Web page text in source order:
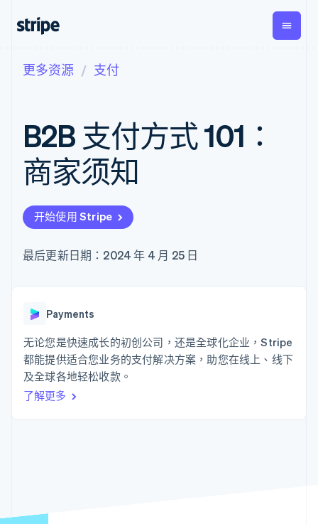
支付
在线支付
Managed
Payments
备案商家解决
方案
Payment links
无代码支付
Checkout
面
Access to
125+
Authorization
Boost
支付成功率优
化
加速结账
经常性收入
Metronome
按用量计费
Subscriptions
订阅管理
一次性或定期
账单
销售税和增值
Data Pipeline
数据同步
Global
Payouts
按企业阶段
按应用场景
加密货币
电子商务
财务自动化
全球化企业
交易市场
文档
库与 SDK
Stripe Apps
接受线上付款
构建平台或交易市场
管理订阅
发行稳定币支持的支付卡
资源
学习
指南
支持
获取支持
托管支持方案
Sessions 年度大会
招聘
资讯中心
Stripe Press
更多资源 支付
B2B 支付方式 101：
商家须知
开始使用 Stripe
最后更新日期：2024 年 4 月 25 日
Payments
无论您是快速成长的初创公司，还是全球化企业，Stripe
都能提供适合您业务的支付解决方案，助您在线上、线下
及全球各地轻松收款。
了解更多